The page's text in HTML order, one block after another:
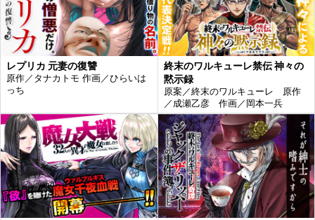
レプリカ 元妻の復讐
原作／タナカトモ 作画／ひらいは
っち
終末のワルキューレ禁伝 神々の
黙示録
原案／終末のワルキューレ 原作
／成瀬乙彦 作画／岡本一兵